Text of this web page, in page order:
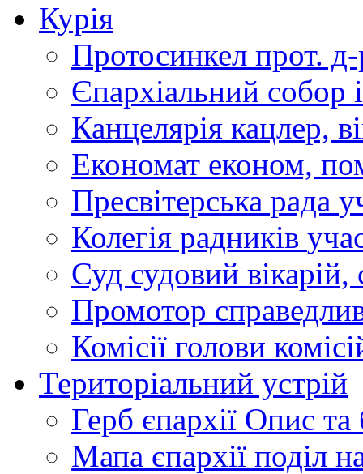
Курія
Протосинкел прот.
Єпархіальний собор
Канцелярія кацлер,
Економат економ,
Пресвітерська рада
Колегія радників
Суд судовий вікарій,
Промотор
Комісії голови
Територіальний устрій
Герб єпархії Опис та
Мапа єпархії поділ